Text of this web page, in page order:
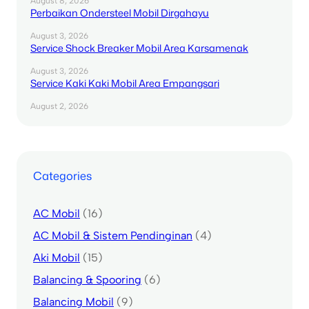
Perbaikan Ondersteel Mobil Dirgahayu
August 3, 2026
Service Shock Breaker Mobil Area Karsamenak
August 3, 2026
Service Kaki Kaki Mobil Area Empangsari
August 2, 2026
Categories
AC Mobil (16)
AC Mobil & Sistem Pendinginan (4)
Aki Mobil (15)
Balancing & Spooring (6)
Balancing Mobil (9)